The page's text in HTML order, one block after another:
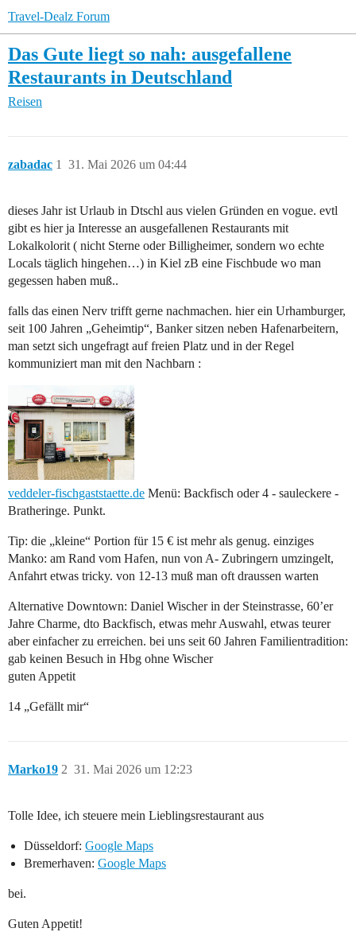
Travel-Dealz Forum
Das Gute liegt so nah: ausgefallene
Restaurants in Deutschland
Reisen
zabadac 31. Mai 2026 um 04:44
1
dieses Jahr ist Urlaub in Dtschl aus vielen Gründen en vogue. evtl
gibt es hier ja Interesse an ausgefallenen Restaurants mit
Lokalkolorit ( nicht Sterne oder Billigheimer, sondern wo echte
Locals täglich hingehen…) in Kiel zB eine Fischbude wo man
gegessen haben muß..
falls das einen Nerv trifft gerne nachmachen. hier ein Urhamburger,
seit 100 Jahren „Geheimtip“, Banker sitzen neben Hafenarbeitern,
man setzt sich ungefragt auf freien Platz und in der Regel
kommuniziert man mit den Nachbarn :
veddeler-fischgaststaette.de Menü: Backfisch oder 4 - sauleckere -
Bratheringe. Punkt.
Tip: die „kleine“ Portion für 15 € ist mehr als genug. einziges
Manko: am Rand vom Hafen, nun von A- Zubringern umzingelt,
Anfahrt etwas tricky. von 12-13 muß man oft draussen warten
Alternative Downtown: Daniel Wischer in der Steinstrasse, 60’er
Jahre Charme, dto Backfisch, etwas mehr Auswahl, etwas teurer
aber einfacher zu erreichen. bei uns seit 60 Jahren Familientradition:
gab keinen Besuch in Hbg ohne Wischer
guten Appetit
14 „Gefällt mir“
Marko19 31. Mai 2026 um 12:23
2
Tolle Idee, ich steuere mein Lieblingsrestaurant aus
Düsseldorf: Google Maps
Bremerhaven: Google Maps
bei.
Guten Appetit!